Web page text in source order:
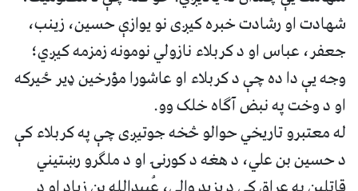
شهادت او رشادت خبره کیږی نو یوازې حسین،‌ زینب،
جعفر، عباس او د کربلاء نازولي نومونه زمزمه کیږي؛
وجه یې دا ده چې د کربلاء او عاشورا مؤرخین ډیر ځیرکه
او د وخت په نبض آګاه خلک وو.
له معتبرو تاریخي حوالو څخه جوتیږی چې په کربلاء کې
د حسین بن علي، د هغه د کورنۍ او د ملګرو رښتیني